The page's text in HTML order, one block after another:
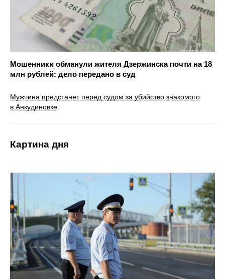
Мошенники обманули жителя Дзержинска почти на 18
млн рублей: дело передано в суд
Мужчина предстанет перед судом за убийство знакомого
в Анкудиновке
Картина дня